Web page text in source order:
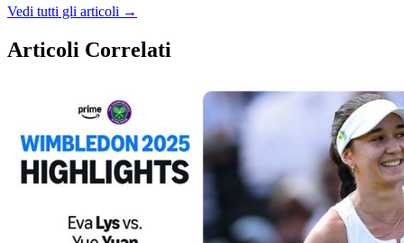
Vedi tutti gli articoli →
Articoli Correlati